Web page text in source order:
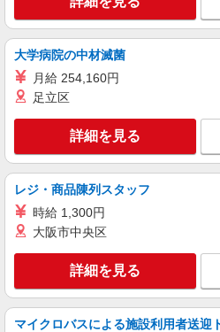
大学病院の中材滅菌
月給 254,160円
足立区
詳細を見る
レジ・商品陳列スタッフ
時給 1,300円
大阪市中央区
詳細を見る
マイクロバスによる施設利用者送迎